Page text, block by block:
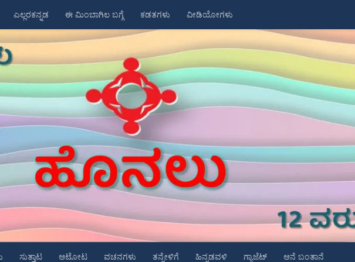
ಎಲ್ಲರಕನ್ನಡ ಈ ಮಿಂಬಾಗಿಲ ಬಗ್ಗೆ ಕಡತಗಳು ವೀಡಿಯೋಗಳು
ಸುತ್ತಾಟ ಆಟೋಟ ವಚನಗಳು ತನ್ನೇಳಿಗೆ ಹಿನ್ನಡವಳಿ ಗ್ಯಾಜೆಟ್ ಆನೆ ಬಂತಾನೆ